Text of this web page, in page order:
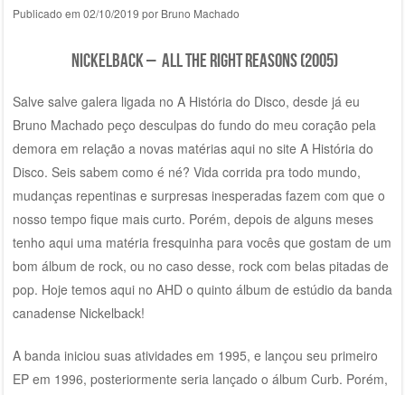
Publicado em 02/10/2019 por Bruno Machado
Nickelback – All The Right Reasons (2005)
Salve salve galera ligada no A História do Disco, desde já eu
Bruno Machado peço desculpas do fundo do meu coração pela
demora em relação a novas matérias aqui no site A História do
Disco. Seis sabem como é né? Vida corrida pra todo mundo,
mudanças repentinas e surpresas inesperadas fazem com que o
nosso tempo fique mais curto. Porém, depois de alguns meses
tenho aqui uma matéria fresquinha para vocês que gostam de um
bom álbum de rock, ou no caso desse, rock com belas pitadas de
pop. Hoje temos aqui no AHD o quinto álbum de estúdio da banda
canadense Nickelback!
A banda iniciou suas atividades em 1995, e lançou seu primeiro
EP em 1996, posteriormente seria lançado o álbum Curb. Porém,